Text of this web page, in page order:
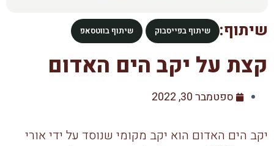
שיתוף: שיתוף בפייסבוק שיתוף בווטסאפ
קצת על יקב הים האדום
ספטמבר 30, 2022
יקב הים האדום הוא יקב מקומי שנוסד על ידי אורי